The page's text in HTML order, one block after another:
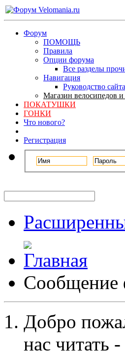
Форум
ПОМОЩЬ
Правила
Опции форума
Все разделы
Навигация
Руководство сайта
Магазин велосипедов и
ПОКАТУШКИ
ГОНКИ
Что нового?
Регистрация
Сообщение
Добро
нас читать